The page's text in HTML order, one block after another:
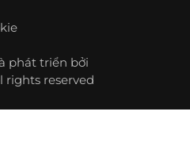
phát triển bởi
rights reserved